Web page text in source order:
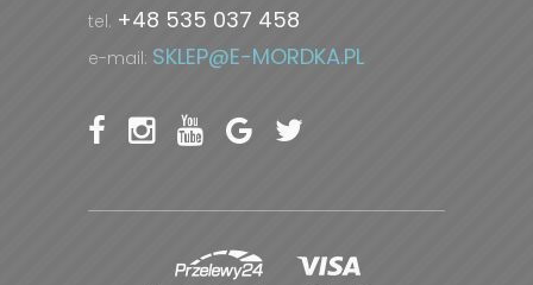
tel. +48 535 037 458
e-mail: SKLEP@E-MORDKA.PL